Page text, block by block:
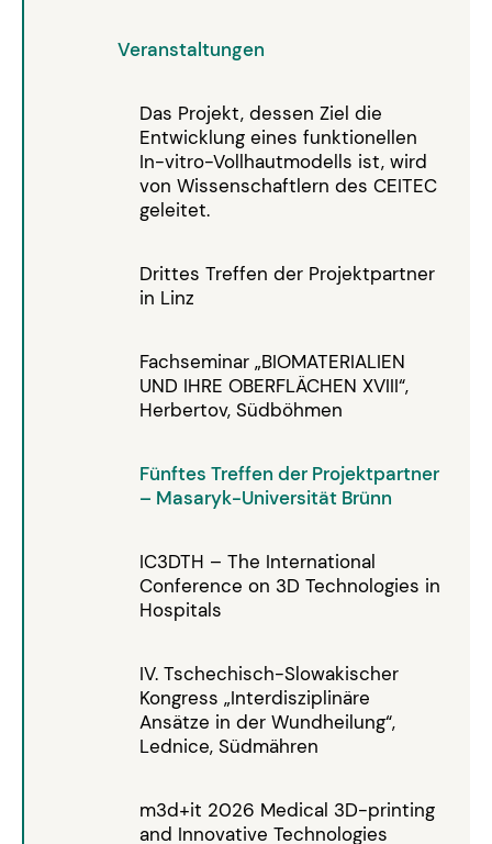
Veranstaltungen
Das Projekt, dessen Ziel die
Entwicklung eines funktionellen
In-vitro-Vollhautmodells ist, wird
von Wissenschaftlern des CEITEC
geleitet.
Drittes Treffen der Projektpartner
in Linz
Fachseminar „BIOMATERIALIEN
UND IHRE OBERFLÄCHEN XVIII“,
Herbertov, Südböhmen
Fünftes Treffen der Projektpartner
– Masaryk-Universität Brünn
IC3DTH – The International
Conference on 3D Technologies in
Hospitals
IV. Tschechisch-Slowakischer
Kongress „Interdisziplinäre
Ansätze in der Wundheilung“,
Lednice, Südmähren
m3d+it 2026 Medical 3D-printing
and Innovative Technologies